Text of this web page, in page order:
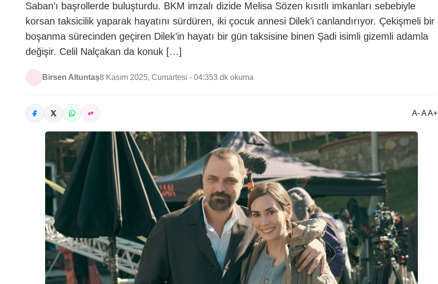
Saban’ı başrollerde buluşturdu. BKM imzalı dizide Melisa Sözen kısıtlı imkanları sebebiyle
korsan taksicilik yaparak hayatını sürdüren, iki çocuk annesi Dilek’i canlandırıyor. Çekişmeli bir
boşanma sürecinden geçiren Dilek’in hayatı bir gün taksisine binen Şadi isimli gizemli adamla
değişir. Celil Nalçakan da konuk […]
Birsen Altuntaş8 Kasım 2025, Cumartesi - 04:353 dk okuma
A- A A+